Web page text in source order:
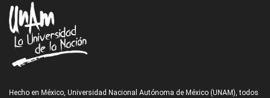
Hecho en México, Universidad Nacional Autónoma de México (UNAM), todos